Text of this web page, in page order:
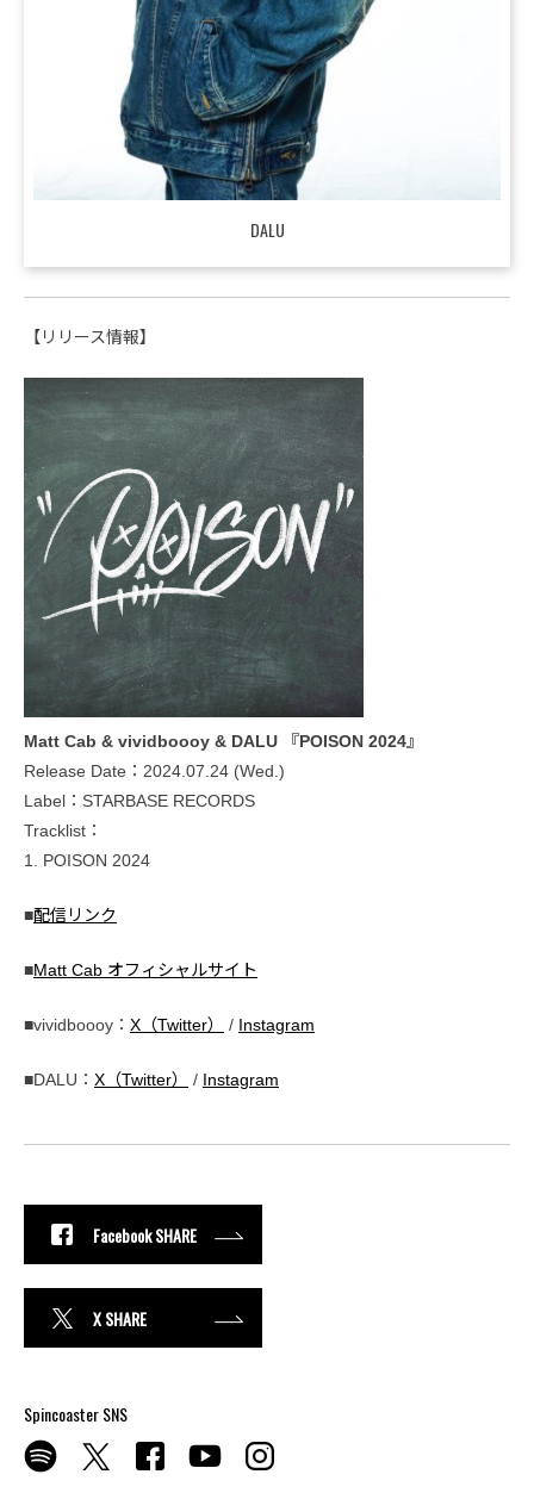
DALU
【リリース情報】
Matt Cab & vividboooy & DALU 『POISON 2024』
Release Date：2024.07.24 (Wed.)
Label：STARBASE RECORDS
Tracklist：
1. POISON 2024
■配信リンク
■Matt Cab オフィシャルサイト
■vividboooy： X（Twitter） / Instagram
■DALU： X（Twitter） / Instagram
Facebook SHARE
X SHARE
Spincoaster SNS